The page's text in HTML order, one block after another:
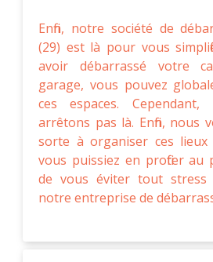
Enfin, notre société de
(29) est là pour vous
avoir débarrassé votre
garage, vous pouvez
ces espaces.
arrêtons pas là. Enfin, nous
sorte à organiser ces lieux
vous puissiez en profiter au
de vous éviter tout stress
notre entreprise de